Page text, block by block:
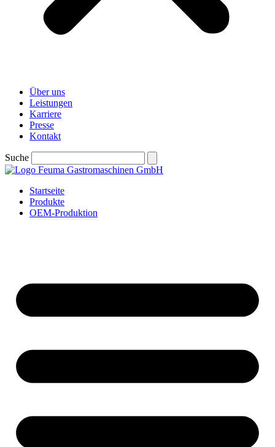
Über uns
Leistungen
Karriere
Presse
Kontakt
Suche
Startseite
Produkte
OEM-Produktion